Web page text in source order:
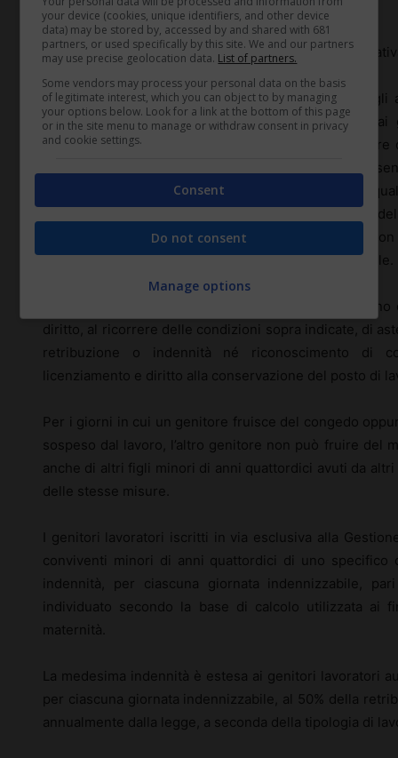
della retribuzione stessa.
I suddetti periodi sono coperti da contribuzione
Gli eventuali periodi di congedo parentale di cui
decreto legislativo 26 marzo 2001, n. 151, fruiti dai
scolastico 2021/2022 fino alla data di entrata in
sospensione dell’attività didattica o educativa in
attività dei centri diurni a carattere assistenziale dei
dell’infezione da SARSCoV-2 del figlio, o di durata
convertiti a domanda nel congedo sopra indicato,
computati ne’ indennizzati a titolo di congedo parentale.
In caso di figli di età compresa fra 14 e 16 anni, uno
diritto, al ricorrere delle condizioni sopra indicate, di
retribuzione o indennità né riconoscimento di
licenziamento e diritto alla conservazione del posto di
Per i giorni in cui un genitore fruisce del congedo
sospeso dal lavoro, l’altro genitore non può fruire del
anche di altri figli minori di anni quattordici avuti da
delle stesse misure.
I genitori lavoratori iscritti in via esclusiva alla
conviventi minori di anni quattordici di uno specifico
indennità, per ciascuna giornata indennizzabile,
individuato secondo la base di calcolo utilizzata ai
maternità.
La medesima indennità è estesa ai genitori lavoratori
per ciascuna giornata indennizzabile, al 50% della
annualmente dalla legge, a seconda della tipologia di
your device (cookies, unique identifiers, and other device
data) may be stored by, accessed by and shared with 681
partners, or used specifically by this site. We and our partners
may use precise geolocation data. List of partners.
Some vendors may process your personal data on the basis
of legitimate interest, which you can object to by managing
your options below. Look for a link at the bottom of this page
or in the site menu to manage or withdraw consent in privacy
and cookie settings.
Consent
Do not consent
Manage options